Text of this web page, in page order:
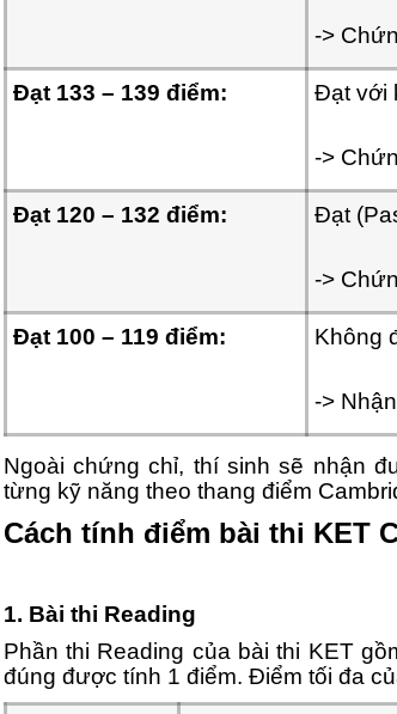
->
Đạt 133 – 139 điểm: Đạt với
->
Đạt 120 – 132 điểm: Đạt
->
Đạt 100 – 119 điểm: Không
->
Ngoài chứng chỉ, thí sinh sẽ nhận
từng kỹ năng theo thang điểm
Cách tính điểm bài thi KET
1. Bài thi Reading
Phần thi Reading của bài thi KET
đúng được tính 1 điểm. Điểm tối đa